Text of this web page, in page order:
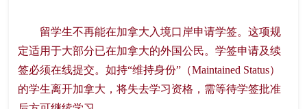
留学生不再能在加拿大入境口岸申请学签。这项规
定适用于大部分已在加拿大的外国公民。学签申请及续
签必须在线提交。如持“维持身份”（Maintained Status）
的学生离开加拿大，将失去学习资格，需等待学签批准